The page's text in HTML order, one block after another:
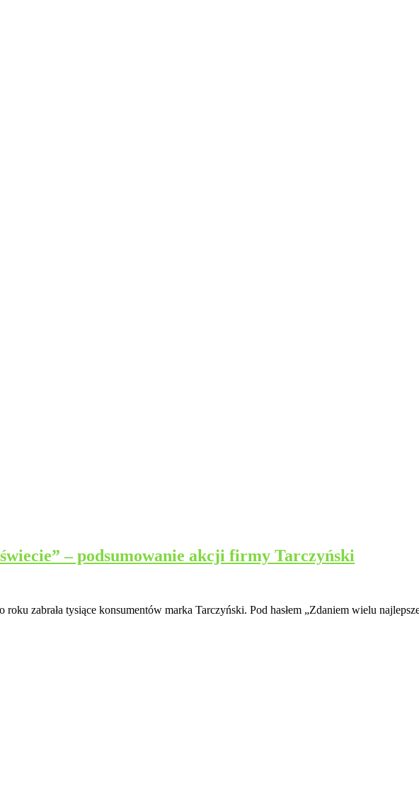
– podsumowanie akcji firmy Tarczyński
zabrała tysiące konsumentów marka Tarczyński. Pod hasłem „Zdaniem wielu